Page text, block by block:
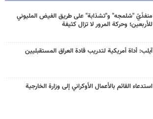
منفذَيّ "شلمجه" و"تشذابة" على طريق الفيض المليوني
للأربعين؛ وحركة المرور لا تزال كثيفة
آيلب: أداة أمريكية لتدريب قادة العراق المستقبليين
استدعاء القائم بالأعمال الأوكراني إلى وزارة الخارجية